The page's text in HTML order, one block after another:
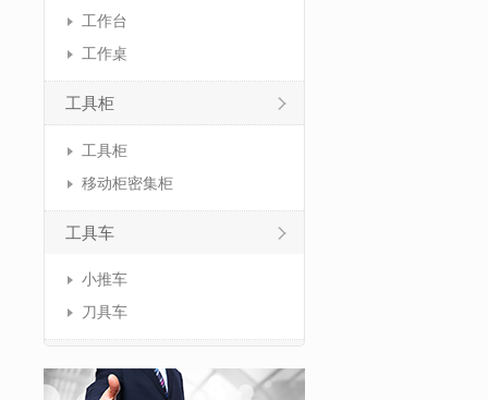
工作台
工作桌
工具柜
工具柜
移动柜密集柜
工具车
小推车
刀具车